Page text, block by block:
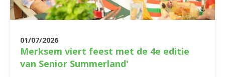
01/07/2026
Merksem viert feest met de 4e editie
van Senior Summerland'